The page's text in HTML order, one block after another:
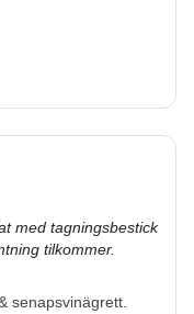
med tagningsbestick
tilkommer.
senapsvinägrett.